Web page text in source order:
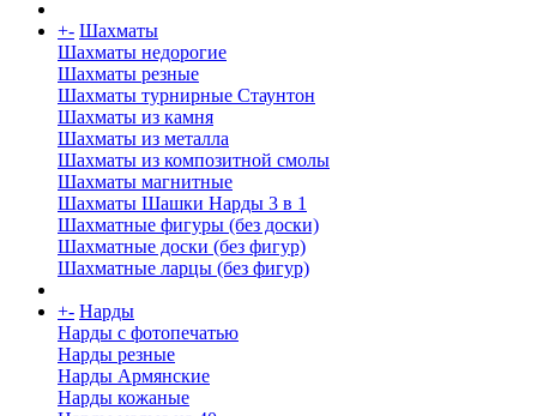
+- Шахматы
Шахматы недорогие
Шахматы резные
Шахматы турнирные Стаунтон
Шахматы из камня
Шахматы из металла
Шахматы из композитной смолы
Шахматы магнитные
Шахматы Шашки Нарды 3 в 1
Шахматные фигуры (без доски)
Шахматные доски (без фигур)
Шахматные ларцы (без фигур)
+- Нарды
Нарды с фотопечатью
Нарды резные
Нарды Армянские
Нарды кожаные